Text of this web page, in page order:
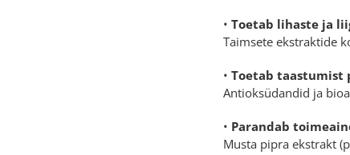
• Toetab lihaste ja
Taimsete ekstraktide
• Toetab taastumist
Antioksüdandid ja
• Parandab
Musta pipra ekstrakt